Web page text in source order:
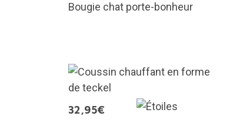
Bougie chat porte-bonheur
32,95€